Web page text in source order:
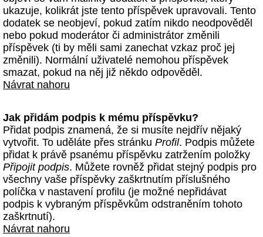
ukazuje, kolikrát jste tento příspěvek upravovali. Tento
dodatek se neobjeví, pokud zatím nikdo neodpověděl
nebo pokud moderátor či administrátor změnili
příspěvek (ti by měli sami zanechat vzkaz proč jej
změnili). Normální uživatelé nemohou příspěvek
smazat, pokud na něj již někdo odpověděl.
Návrat nahoru
Jak přidám podpis k mému příspěvku?
Přidat podpis znamená, že si musíte nejdřív nějaký
vytvořit. To uděláte přes stránku Profil. Podpis můžete
přidat k právě psanému příspěvku zatržením položky
Připojit podpis. Můžete rovněž přidat stejný podpis pro
všechny vaše příspěvky zaškrtnutím příslušného
políčka v nastavení profilu (je možné nepřidávat
podpis k vybraným příspěvkům odstraněním tohoto
zaškrtnutí).
Návrat nahoru